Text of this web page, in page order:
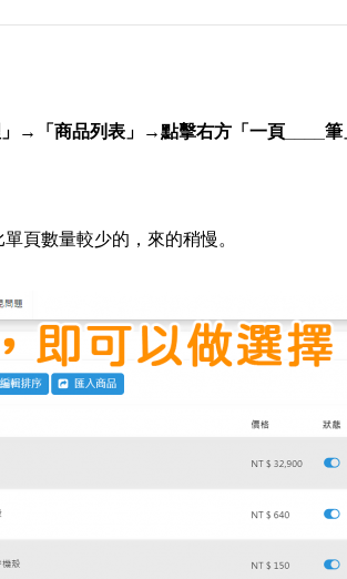
→「商品列表」→點擊右方「一頁 筆
頁數量較少的，來的稍慢。